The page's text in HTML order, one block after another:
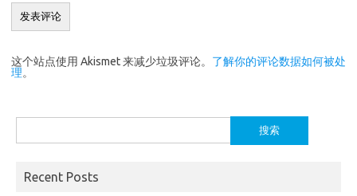
这个站点使用 Akismet 来减少垃圾评论。 了解你的评论数据如何被处
理。
索：
Recent Posts